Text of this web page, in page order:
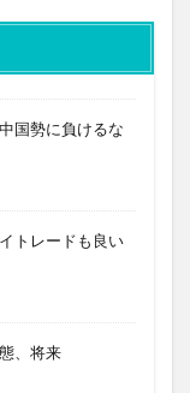
国勢に負けるな
トレードも良い
、将来